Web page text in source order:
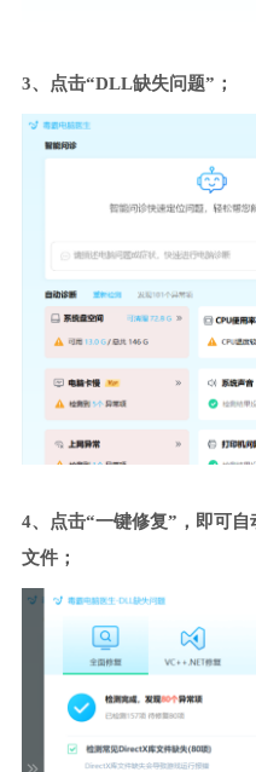
3、点击“DLL缺失问题”；
4、点击“一键修复”，即可
文件；